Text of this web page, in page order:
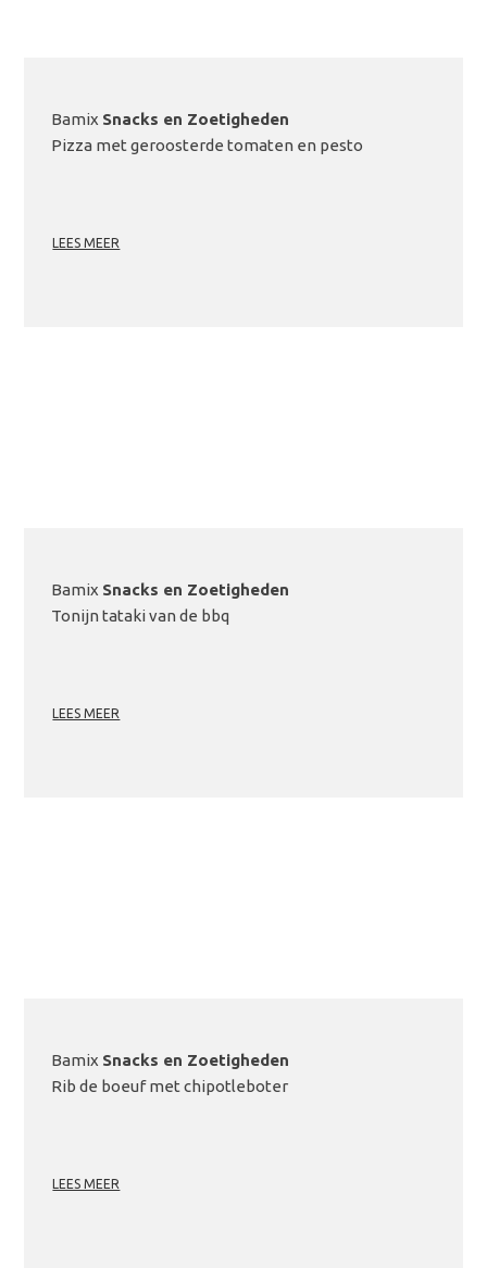
Bamix Snacks en Zoetigheden
Pizza met geroosterde tomaten en pesto
LEES MEER
Bamix Snacks en Zoetigheden
Tonijn tataki van de bbq
LEES MEER
Bamix Snacks en Zoetigheden
Rib de boeuf met chipotleboter
LEES MEER